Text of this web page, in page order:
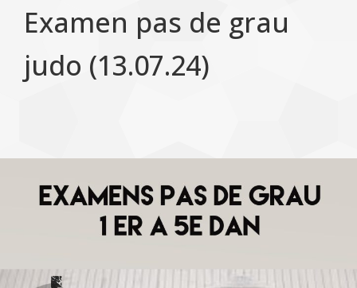
Examen pas de grau
judo (13.07.24)